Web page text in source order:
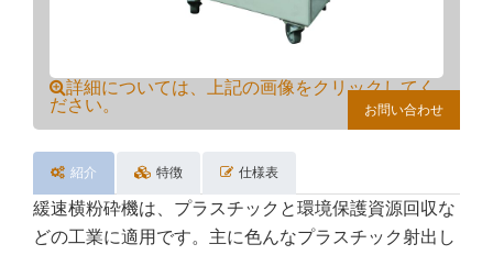
お問い合わせ
詳細については、上記の画像をクリックしてく
ださい。
紹介 特徴 仕様表
緩速横粉砕機は、プラスチックと環境保護資源回収な
どの工業に適用です。主に色んなプラスチック射出し